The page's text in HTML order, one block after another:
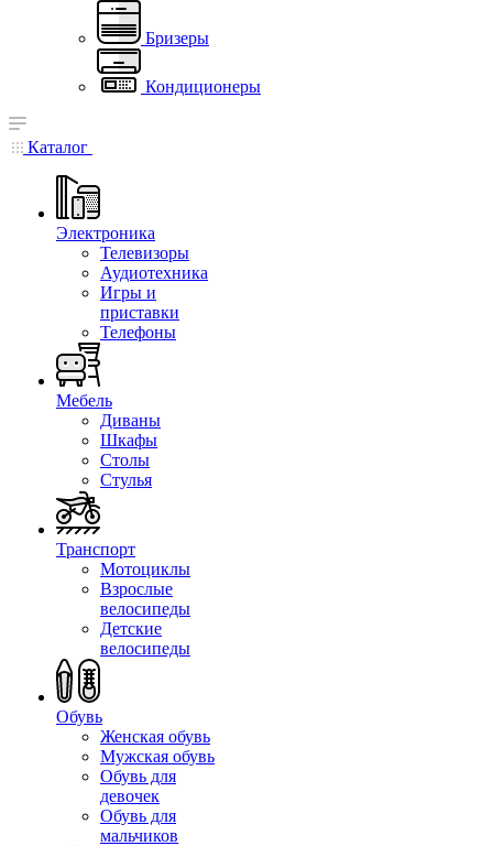
Бризеры
Кондиционеры
Каталог
Электроника
Телевизоры
Аудиотехника
Игры и
приставки
Телефоны
Мебель
Диваны
Шкафы
Столы
Стулья
Транспорт
Мотоциклы
Взрослые
велосипеды
Детские
велосипеды
Обувь
Женская обувь
Мужская обувь
Обувь для
девочек
Обувь для
мальчиков